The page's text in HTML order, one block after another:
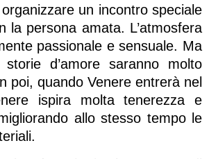
un incontro speciale
la persona amata. L’atmosfera
passionale e sensuale. Ma
d’amore saranno molto
poi, quando Venere entrerà nel
ispira molta tenerezza e
allo stesso tempo le